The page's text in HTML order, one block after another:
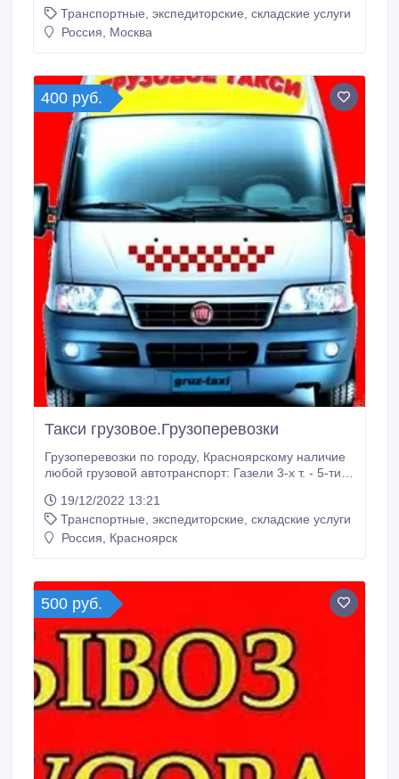
Транспортные, экспедиторские, складские услуги
Россия, Москва
400 руб.
Такси грузовое.Грузоперевозки
Грузоперевозки по городу, Красноярскому наличие
любой грузовой автотранспорт: Газели 3-х т. - 5-ти т.
мусора Вывоз старой мебели на дачу. Доставка
новой мебели из магазина. Погрузо-разгрузочные
работы любой сложности. Такелаж. Переезды
19/12/2022 13:21
Транспортные, экспедиторские, складские услуги
Россия, Красноярск
500 руб.